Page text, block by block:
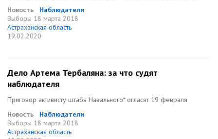
Новость
Наблюдатели
Выборы 18 марта 2018
Астраханская область
19.02.2020
Дело Артема Тербаляна: за что судят
наблюдателя
Приговор активисту штаба Навального* огласят 19 февраля
Новость
Наблюдатели
Выборы 18 марта 2018
Астраханская область